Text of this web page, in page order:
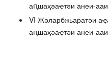
аԥшаҳәаҿтәи анеи-
VI Жәларбжьаратәи
аԥшаҳәаҿтәи анеи-